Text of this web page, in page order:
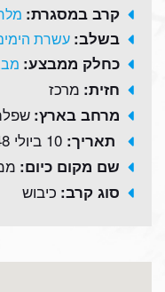
קרב במסגרת:
בשלב: עשרת
כחלק ממבצע:
חזית: מרכז
מרחב בארץ:
תאריך: 10 ביולי 1948
שם מקום כיום:
סוג קרב: כיבוש